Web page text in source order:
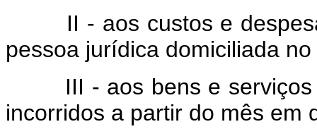
II - aos custos e
pessoa jurídica domiciliada
III - aos bens e serviços
incorridos a partir do mês em